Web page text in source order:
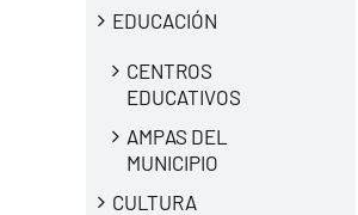
EDUCACIÓN
CENTROS
EDUCATIVOS
AMPAS DEL
MUNICIPIO
CULTURA